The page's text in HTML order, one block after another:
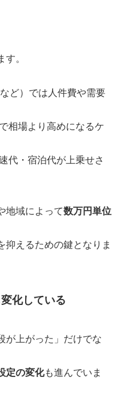
す。
ど）では人件費や需要
相場より高めになるケ
代・宿泊代が上乗せさ
地域によって数万円単位
抑えるための鍵となりま
化している
が上がった」だけでな
定の変化も進んでいま